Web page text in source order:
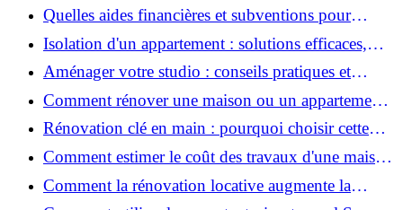
appartement ?
Quelles aides financières et subventions pour
rénover votre appartement en 2026 ?
Isolation d'un appartement : solutions efficaces,
prix et conseils
Aménager votre studio : conseils pratiques et
erreurs à éviter
Comment rénover une maison ou un appartement
avec 50 000 € : budget, étapes et astuces ?
Rénovation clé en main : pourquoi choisir cette
solution et à quoi faire attention ?
Comment estimer le coût des travaux d'une maison
?
Comment la rénovation locative augmente la
rentabilité de votre parc immobilier ?